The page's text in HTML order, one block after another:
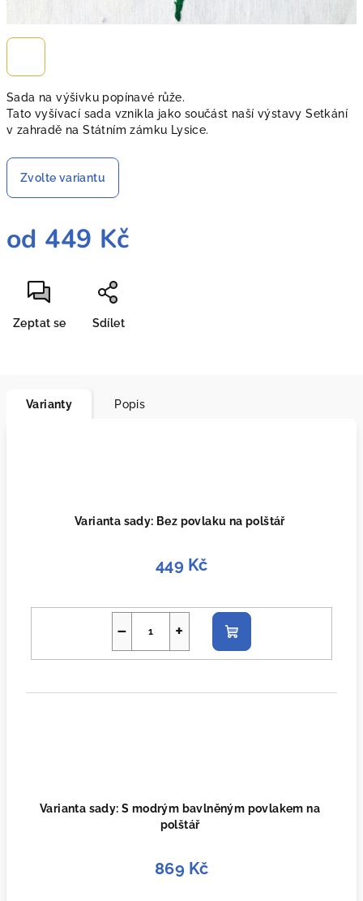
Sada na výšivku popínavé růže.
Tato vyšívací sada vznikla jako součást naší výstavy Setkání
v zahradě na Státním zámku Lysice.
Zvolte variantu
od 449 Kč
cena:
Zeptat se Sdílet
Varianty Popis
Varianta sady: Bez povlaku na polštář
449 Kč
+
−
Do
košíku
Varianta sady: S modrým bavlněným povlakem na
polštář
869 Kč